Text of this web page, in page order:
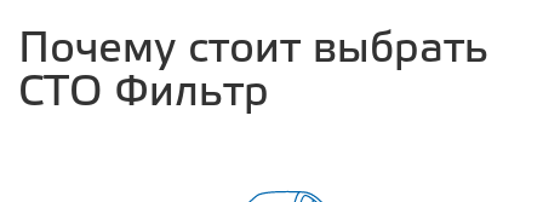
Почему стоит выбрать
СТО Фильтр